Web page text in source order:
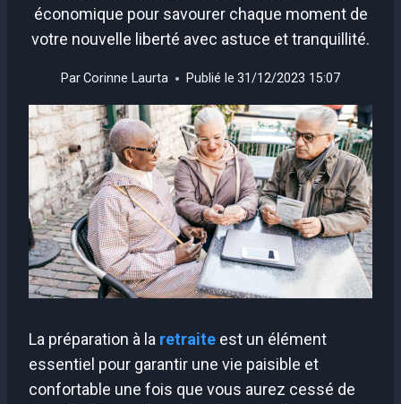
économique pour savourer chaque moment de
votre nouvelle liberté avec astuce et tranquillité.
ParCorinne Laurta Publié le 31/12/2023 15:07
La préparation à la retraite est un élément
essentiel pour garantir une vie paisible et
confortable une fois que vous aurez cessé de